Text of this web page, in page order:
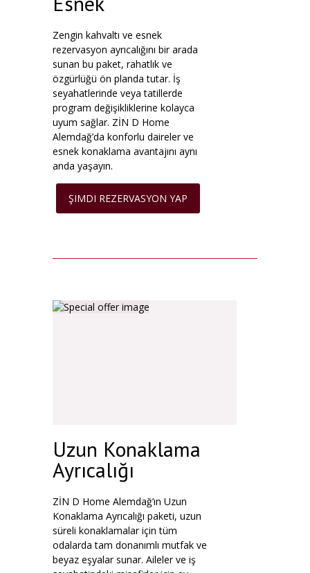
Zengin kahvaltı ve esnek
rezervasyon ayrıcalığını bir arada
sunan bu paket, rahatlık ve
özgürlüğü ön planda tutar. İş
seyahatlerinde veya tatillerde
program değişikliklerine kolayca
uyum sağlar. ZİN D Home
Alemdağ’da konforlu daireler ve
esnek konaklama avantajını aynı
anda yaşayın.
ŞIMDI REZERVASYON YAP
Uzun Konaklama
Ayrıcalığı
ZİN D Home Alemdağ’ın Uzun
Konaklama Ayrıcalığı paketi, uzun
süreli konaklamalar için tüm
odalarda tam donanımlı mutfak ve
beyaz eşyalar sunar. Aileler ve iş